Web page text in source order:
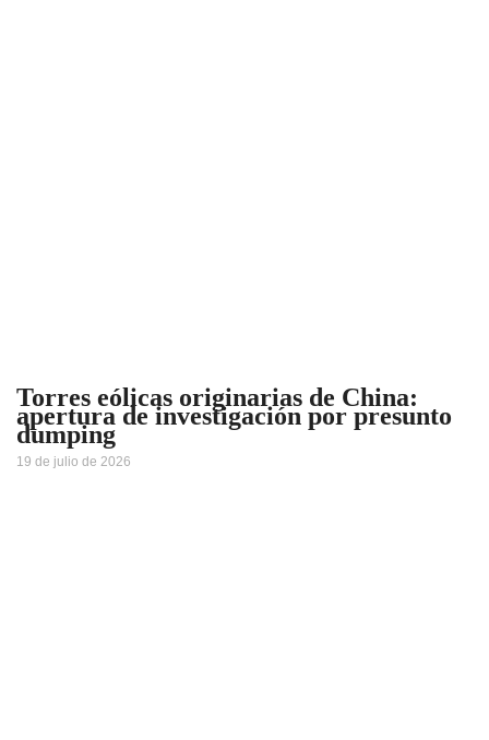
Torres eólicas originarias de China:
apertura de investigación por presunto
dumping
19 de julio de 2026